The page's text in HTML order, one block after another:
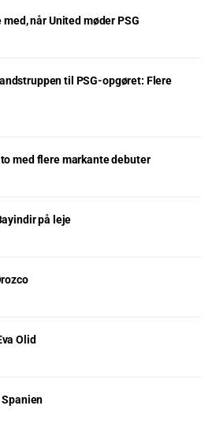
når United møder PSG
til PSG-opgøret: Flere
med flere markante debuter
på leje
Olid